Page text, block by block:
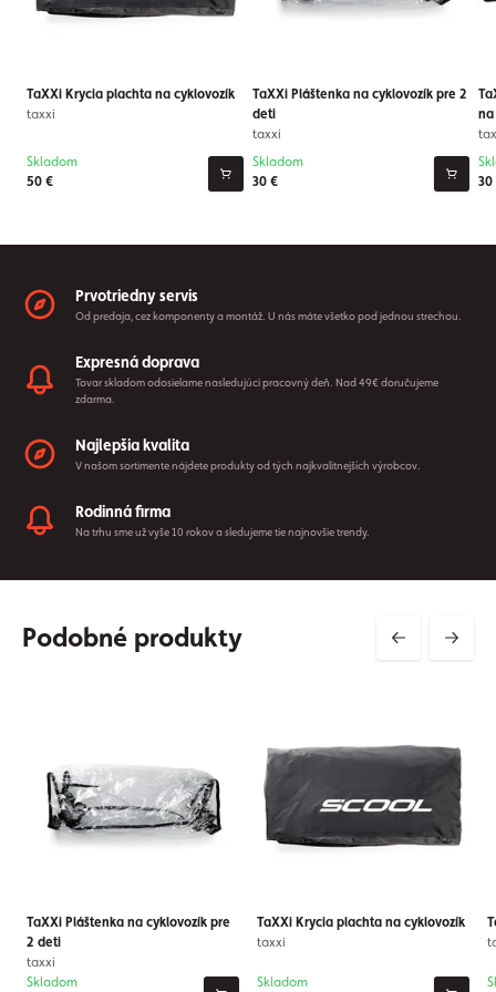
TaXXi Krycia plachta na cyklovozík
taxxi
50 €
Skladom
TaXXi Pláštenka na cyklovozík pre 2
deti
taxxi
30 €
Skladom
na
30
Prvotriedny servis
Od predaja, cez komponenty a montáž. U nás máte všetko pod jednou strechou.
Expresná doprava
Tovar skladom odosielame nasledujúci pracovný deň. Nad 49€ doručujeme
zdarma.
Najlepšia kvalita
V našom sortimente nájdete produkty od tých najkvalitnejších výrobcov.
Rodinná firma
Na trhu sme už vyše 10 rokov a sledujeme tie najnovšie trendy.
Podobné produkty
TaXXi Pláštenka na cyklovozík pre
2 deti
taxxi
Skladom
TaXXi Krycia plachta na cyklovozík
taxxi
Skladom